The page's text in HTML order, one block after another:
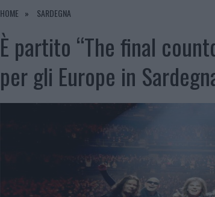
6 AGOSTO 2026
HOME SARDEGNA
È partito “The final
per gli Europe in